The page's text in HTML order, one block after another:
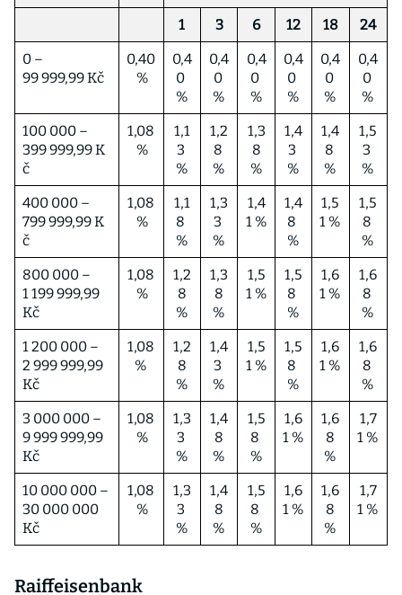
1 3 6 12 18
24
0 –
99 999,99 Kč
0,40
%
0,4
0
%
0,4
0
%
0,4
0
%
0,4
0
%
0,4
0
%
0,4
0
%
100 000 –
399 999,99 K
č
1,08
%
1,1
3
%
1,2
8
%
1,3
8
%
1,4
3
%
1,4
8
%
1,5
3
%
400 000 –
799 999,99 K
č
1,08
%
1,1
8
%
1,3
3
%
1,4
1 %
1,4
8
%
1,5
1 %
1,5
8
%
800 000 –
1 199 999,99
Kč
1,08
%
1,2
8
%
1,3
8
%
1,5
1 %
1,5
8
%
1,6
1 %
1,6
8
%
1 200 000 –
2 999 999,99
Kč
1,08
%
1,2
8
%
1,4
3
%
1,5
1 %
1,5
8
%
1,6
1 %
1,6
8
%
3 000 000 –
9 999 999,99
Kč
1,08
%
1,3
3
%
1,4
8
%
1,5
8
%
1,6
1 %
1,6
8
%
1,7
1 %
10 000 000 –
30 000 000
Kč
1,08
%
1,3
3
%
1,4
8
%
1,5
8
%
1,6
1 %
1,6
8
%
1,7
1 %
Raiffeisenbank